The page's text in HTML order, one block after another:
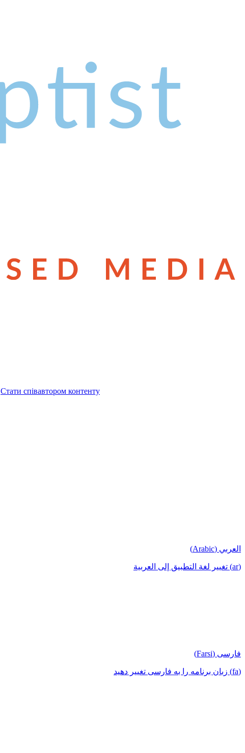
Стати співавтором контенту
العربي (Arabic)
(ar) تغيير لغة التطبيق إلى العربية
فارسی (Farsi)
(fa) زبان برنامه را به فارسی تغییر دهید